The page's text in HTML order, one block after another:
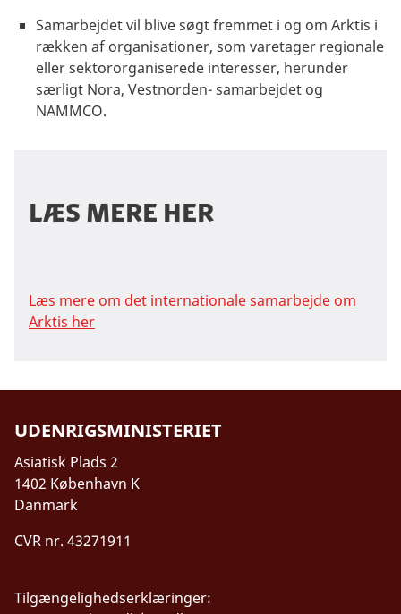
Samarbejdet vil blive søgt fremmet i og om Arktis i
rækken af organisationer, som varetager regionale
eller sektororganiserede interesser, herunder
særligt Nora, Vestnorden- samarbejdet og
NAMMCO.
læs mere her
Læs mere om det internationale samarbejde om
Arktis her
UDENRIGSMINISTERIET
Asiatisk Plads 2
1402 København K
Danmark
CVR nr. 43271911
Tilgængelighedserklæringer: